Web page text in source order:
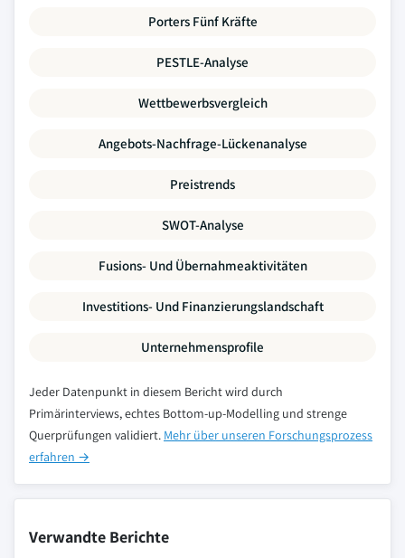
Porters Fünf Kräfte
PESTLE-Analyse
Wettbewerbsvergleich
Angebots-Nachfrage-Lückenanalyse
Preistrends
SWOT-Analyse
Fusions- Und Übernahmeaktivitäten
Investitions- Und Finanzierungslandschaft
Unternehmensprofile
Jeder Datenpunkt in diesem Bericht wird durch
Primärinterviews, echtes Bottom-up-Modelling und strenge
Querprüfungen validiert. Mehr über unseren Forschungsprozess
erfahren →
Verwandte Berichte